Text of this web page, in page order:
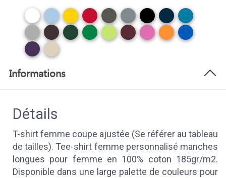
Informations
Détails
T-shirt femme coupe ajustée (Se référer au tableau
de tailles). Tee-shirt femme personnalisé manches
longues pour femme en 100% coton 185gr/m2.
Disponible dans une large palette de couleurs pour